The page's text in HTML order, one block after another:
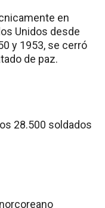
en
Unidos desde
y 1953, se cerró
de paz.
28.500 soldados